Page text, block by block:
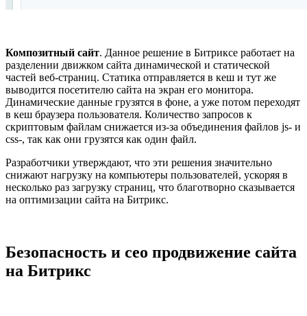
Композитный сайт. Данное решение в Битриксе работает на
разделении движком сайта динамической и статической
частей веб-страниц. Статика отправляется в кеш и тут же
выводится посетителю сайта на экран его монитора.
Динамические данные грузятся в фоне, а уже потом переходят
в кеш браузера пользователя. Количество запросов к
скриптовым файлам снижается из-за объединения файлов js- и
css-, так как они грузятся как один файл.
Разработчики утверждают, что эти решения значительно
снижают нагрузку на компьютеры пользователей, ускоряя в
несколько раз загрузку страниц, что благотворно сказывается
на оптимизации сайта на Битрикс.
Безопасность и сео продвижение сайта
на Битрикс